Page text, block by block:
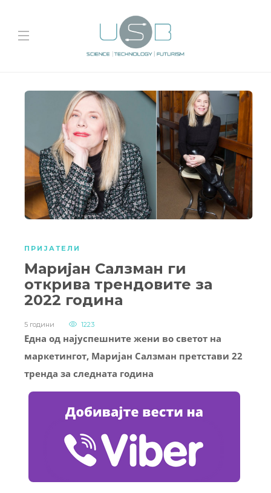
ПРИЈАТЕЛИ
Маријан Салзман ги
открива трендовите за
2022 година
5 години 1223
Една од најуспешните жени во светот на
маркетингот, Маријан Салзман претстави 22
тренда за следната година